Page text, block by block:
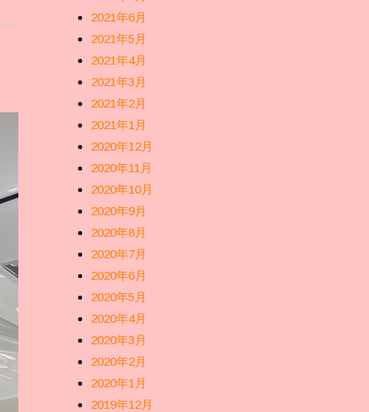
2021年6月
2021年5月
2021年4月
2021年3月
2021年2月
2021年1月
2020年12月
2020年11月
2020年10月
2020年9月
2020年8月
2020年7月
2020年6月
2020年5月
2020年4月
2020年3月
2020年2月
2020年1月
2019年12月